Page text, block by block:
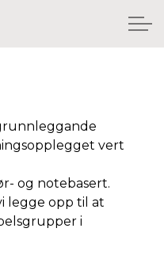
vert
og notebasert.
legge opp til at
i